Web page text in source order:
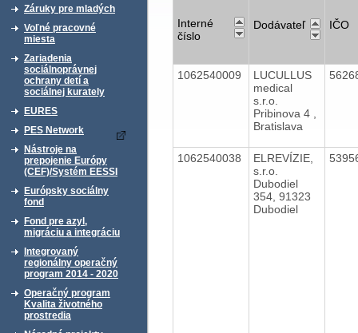
Záruky pre mladých
Voľné pracovné
miesta
Zariadenia
sociálnoprávnej
ochrany detí a
sociálnej kurately
EURES
PES Network
Nástroje na
prepojenie Európy
(CEF)/Systém EESSI
Európsky sociálny
fond
Fond pre azyl,
migráciu a integráciu
Integrovaný
regionálny operačný
program 2014 - 2020
Operačný program
Kvalita životného
prostredia
Interné
číslo
Dodávateľ IČO
1062540009
LUCULLUS
medical
s.r.o.
Pribinova 4 ,
Bratislava
1062540038
ELREVÍZIE,
s.r.o.
Dubodiel
354, 91323
Dubodiel